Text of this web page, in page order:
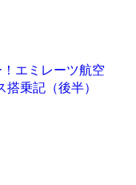
エミレーツ航空
乗記（後半）